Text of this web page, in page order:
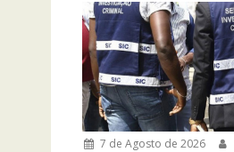
7 de Agosto de 2026